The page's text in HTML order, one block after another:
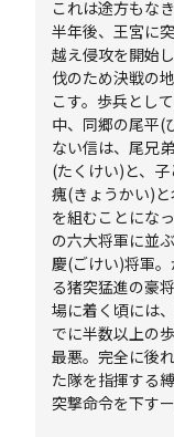
これは途方もな
半年後、王宮に
越え侵攻を開始
伐のため決戦の
こす。歩兵とし
中、同郷の尾平(
ない信は、尾兄
(たくけい)と、
瘣(きょうかい)と
を組むことにな
の六大将軍に並
慶(ごけい)将軍
る猪突猛進の豪
場に着く頃には
でに半数以上の
最悪。完全に後
た隊を指揮する
突撃命令を下すー